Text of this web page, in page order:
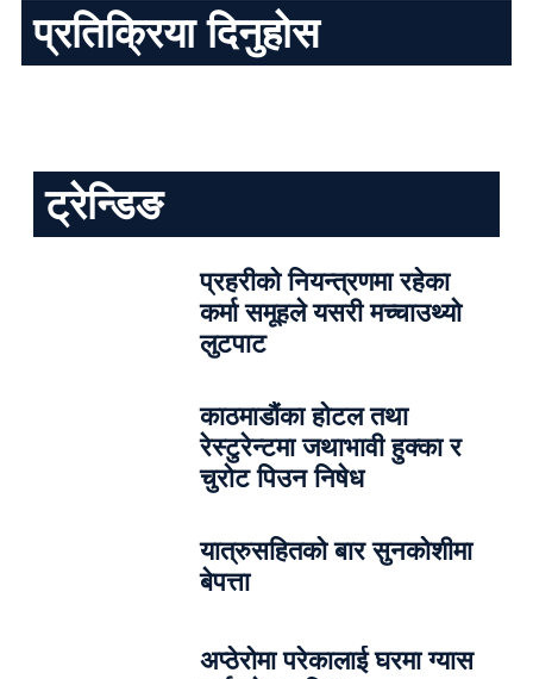
प्रतिक्रिया दिनुहोस
ट्रेन्डिङ
प्रहरीको नियन्त्रणमा रहेका
कर्मा समूहले यसरी मच्चाउथ्यो
लुटपाट
काठमाडौंका होटल तथा
रेस्टुरेन्टमा जथाभावी हुक्का र
चुरोट पिउन निषेध
यात्रुसहितको बार सुनकोशीमा
बेपत्ता
अप्ठेरोमा परेकालाई घरमा ग्यास